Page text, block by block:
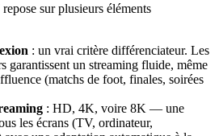
sur plusieurs éléments
: un vrai critère différenciateur. Les
garantissent un streaming fluide, même
(matchs de foot, finales, soirées
: HD, 4K, voire 8K — une
les écrans (TV, ordinateur,